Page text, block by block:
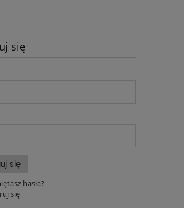
się
się
hasła?
się